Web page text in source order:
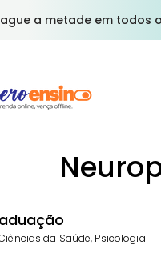
a metade em todos
da Saúde, Psicologia